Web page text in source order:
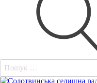
Пошук: